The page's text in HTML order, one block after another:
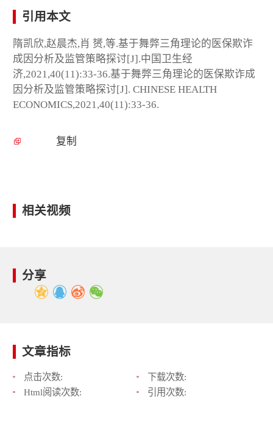
引用本文
隋凯欣,赵晨杰,肖 赟,等.基于舞弊三角理论的医保欺诈
成因分析及监管策略探讨[J].中国卫生经
济,2021,40(11):33-36.基于舞弊三角理论的医保欺诈成
因分析及监管策略探讨[J]. CHINESE HEALTH
ECONOMICS,2021,40(11):33-36.
复制
相关视频
分享
文章指标
点击次数:
下载次数:
Html阅读次数:
引用次数: